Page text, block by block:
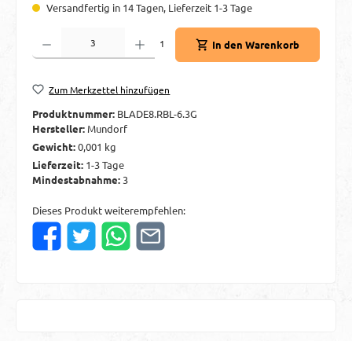
Versandfertig in 14 Tagen, Lieferzeit 1-3 Tage
Produkt Anzahl: Gib den gewünschten Wert ein oder benutze die Schaltflächen
1
In den Warenkorb
Zum Merkzettel hinzufügen
Produktnummer: BLADE8.RBL-6.3G
Hersteller: Mundorf
Gewicht:0,001 kg
Lieferzeit: 1-3 Tage
Mindestabnahme:3
Dieses Produkt weiterempfehlen: